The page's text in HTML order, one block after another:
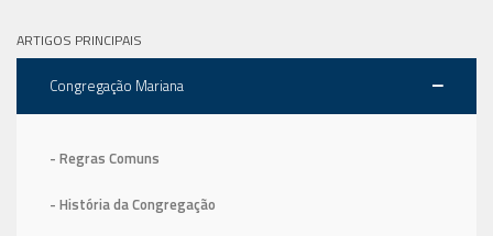
ARTIGOS PRINCIPAIS
Congregação Mariana
- Regras Comuns
- História da Congregação